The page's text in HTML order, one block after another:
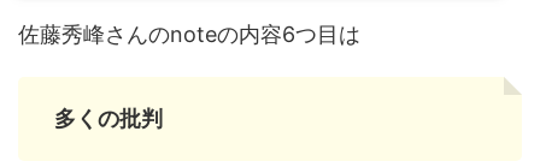
佐藤秀峰さんのnoteの内容6つ目は
多くの批判